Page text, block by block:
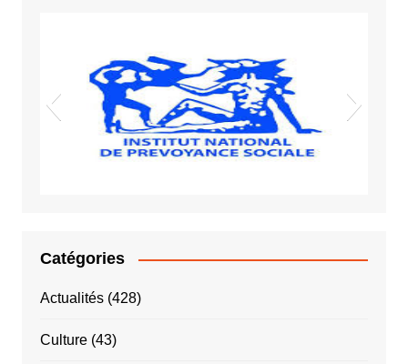
Vigiles spot
Sida VIH
Catégories
Actualités(428)
Culture(43)